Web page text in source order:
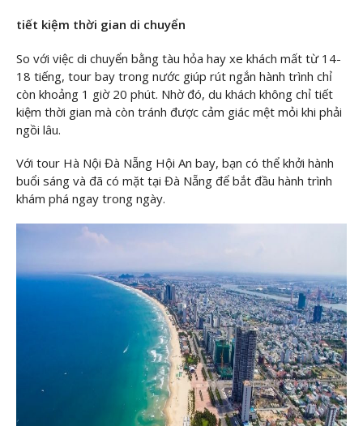
tiết kiệm thời gian di chuyển
So với việc di chuyển bằng tàu hỏa hay xe khách mất từ 14-
18 tiếng, tour bay trong nước giúp rút ngắn hành trình chỉ
còn khoảng 1 giờ 20 phút. Nhờ đó, du khách không chỉ tiết
kiệm thời gian mà còn tránh được cảm giác mệt mỏi khi phải
ngồi lâu.
Với tour Hà Nội Đà Nẵng Hội An bay, bạn có thể khởi hành
buổi sáng và đã có mặt tại Đà Nẵng để bắt đầu hành trình
khám phá ngay trong ngày.